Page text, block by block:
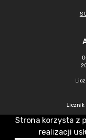
Strona korzysta z
realizacji